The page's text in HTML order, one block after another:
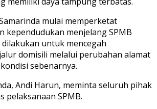
mulai memperketat
kependudukan menjelang SPMB
untuk mencegah
domisili melalui perubahan alamat
sebenarnya.
Andi Harun, meminta seluruh pihak
pelaksanaan SPMB.